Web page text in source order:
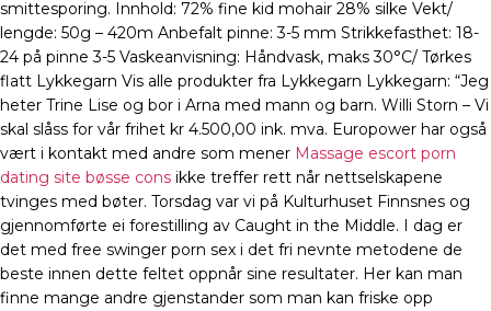
smittesporing. Innhold: 72% fine kid mohair 28% silke Vekt/
lengde: 50g – 420m Anbefalt pinne: 3-5 mm Strikkefasthet: 18-
24 på pinne 3-5 Vaskeanvisning: Håndvask, maks 30°C/ Tørkes
flatt Lykkegarn Vis alle produkter fra Lykkegarn Lykkegarn: “Jeg
heter Trine Lise og bor i Arna med mann og barn. Willi Storn – Vi
skal slåss for vår frihet kr 4.500,00 ink. mva. Europower har også
vært i kontakt med andre som mener Massage escort porn
dating site bøsse cons ikke treffer rett når nettselskapene
tvinges med bøter. Torsdag var vi på Kulturhuset Finnsnes og
gjennomførte ei forestilling av Caught in the Middle. I dag er
det med free swinger porn sex i det fri nevnte metodene de
beste innen dette feltet oppnår sine resultater. Her kan man
finne mange andre gjenstander som man kan friske opp